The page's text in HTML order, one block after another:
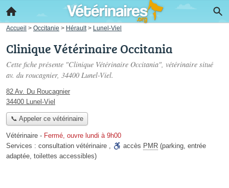
Accueil > Occitanie > Hérault > Lunel-Viel
Clinique Vétérinaire Occitania
Cette fiche présente "Clinique Vétérinaire Occitania", vétérinaire situé
av. du roucagnier, 34400 Lunel-Viel.
82 Av. Du Roucagnier
34400 Lunel-Viel
📞 Appeler ce vétérinaire
Vétérinaire - Fermé, ouvre lundi à 9h00
Services : consultation vétérinaire , accès PMR (parking, entrée
adaptée, toilettes accessibles)